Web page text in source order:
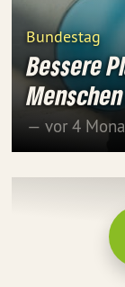
Bundestag
Bessere
— vor 4